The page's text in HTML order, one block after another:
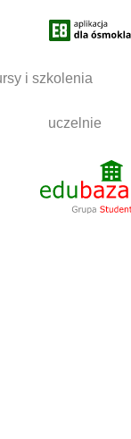
i szkolenia
uczelnie